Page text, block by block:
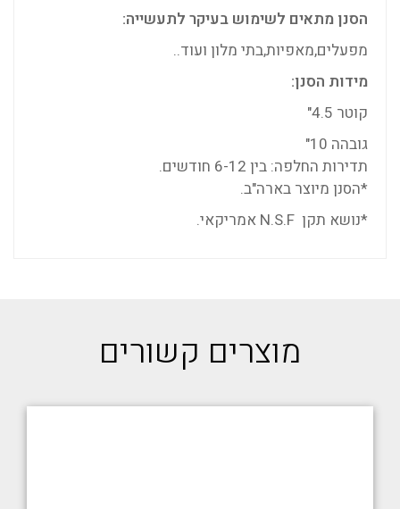
הסנן מתאים לשימוש בעיקר לתעשייה:
מפעלים,מאפיות,בתי מלון ועוד..
מידות הסנן:
קוטר 4.5"
גובהה 10"
תדירות החלפה: בין 6-12 חודשים.
*הסנן מיוצר בארה"ב.
*נושא תקן N.S.F אמריקאי.
מוצרים קשורים